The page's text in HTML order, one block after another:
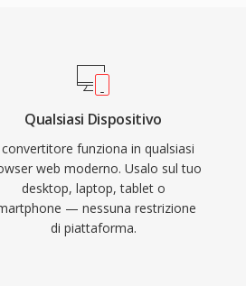
Qualsiasi Dispositivo
convertitore funziona in qualsiasi
web moderno. Usalo sul tuo
desktop, laptop, tablet o
— nessuna restrizione
di piattaforma.